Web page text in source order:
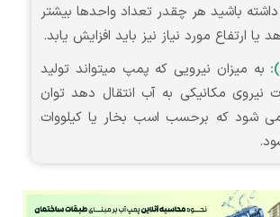
باشید هر چقدر تعداد واحدها بیشتر
یا ارتفاع مورد نیاز نیز باید افزایش یابد.
به میزان نیرویی که پمپ میتواند تولید
نیروی مکانیکی به آب انتقال دهد توان
شود که برحسب اسب بخار یا کیلووات